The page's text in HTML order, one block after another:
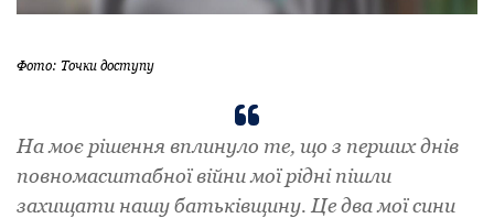
Фото: Точки доступу
На моє рішення вплинуло те, що з перших днів
повномасштабної війни мої рідні пішли
захищати нашу батьківщину. Це два мої сини